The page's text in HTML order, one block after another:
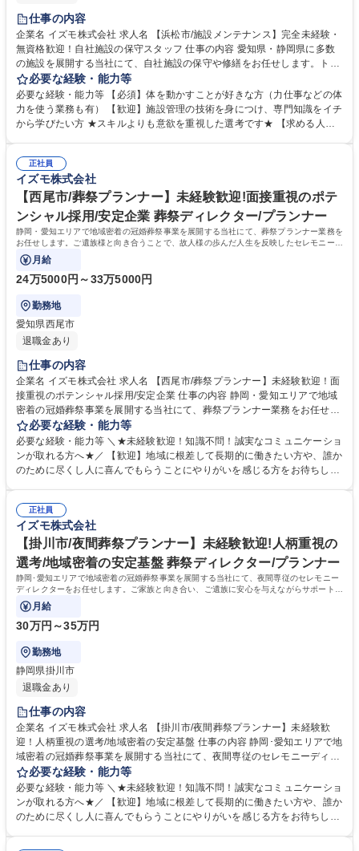
仕事の内容
企業名 イズモ株式会社 求人名 【浜松市/施設メンテナンス】完全未経験・
無資格歓迎！自社施設の保守スタッフ 仕事の内容 愛知県・静岡県に多数
の施設を展開する当社にて、自社施設の保守や修繕をお任せします。トラ
ブルへの急な駆けつけ対応から、定期メンテナンス、新店舗の設備確認ま
で、幅広い業務を通じて各施設を支えます。 【仕事詳細】「冷暖房の調子
が悪い」等のSOSを受けた際の急行・修繕対応や、既存施設の定期メンテ
ナンス、補修工事、さらには新店舗の設備確認まで自社内で完結できるよ
たに」と頼りにされ、各施設の運営を裏から支える達成感と自身の成長を
実感できる環境です。 募集職種 【浜松市/施設メンテナンス】完全未経
験・無資格歓迎！自社施設の保守スタッフ
必要な経験・能力等
必要な経験・能力等 【必須】体を動かすことが好きな方（力仕事などの体
力を使う業務も有） 【歓迎】施設管理の技術を身につけ、専門知識をイチ
から学びたい方 ★スキルよりも意欲を重視した選考です★ 【求める人物
します。 【選考ポイント】施設での力仕事や機材運搬もあるため、体力に
自信を持って業務に取り組めるかを評価します。店舗スタッフが困ってい
る際に「何とか力になりたい」と迅速かつ誠実に行動できるホスピタリテ
ィを持った方を求めています。 学歴・資格 学歴：大学院 大学 高専 短大
専修学校 高校 語学力： 資格：第一種運転免許普通自動車
正社員
イズモ株式会社
【西尾市/葬祭プランナー】未経験歓迎!面接重視のポテ
ンシャル採用/安定企業 葬祭ディレクター/プランナー
静岡・愛知エリアで地域密着の冠婚葬祭事業を展開する当社にて、葬祭プランナー業務を
お任せします。ご遺族様と向き合うことで、故人様の歩んだ人生を反映したセレモニーを
企画・提案するお仕事です。
月給
24万5000円～33万5000円
勤務地
愛知県西尾市
退職金あり
仕事の内容
企業名 イズモ株式会社 求人名 【西尾市/葬祭プランナー】未経験歓迎！面
接重視のポテンシャル採用/安定企業 仕事の内容 静岡・愛知エリアで地域
密着の冠婚葬祭事業を展開する当社にて、葬祭プランナー業務をお任せし
ます。ご遺族様と向き合うことで、故人様の歩んだ人生を反映したセレモ
ニーを企画・提案するお仕事です。 【仕事詳細】ご逝去の連絡対応からお
迎え、ご遺族との打ち合わせ、通夜・葬儀の準備・運営、法事などのアフ
ターフォローまで一貫して担当します。故人様がどんな方だったかをお聞
ープ内に多様な事業があり、人間関係を変えずに別の職種へチャレンジす
ることも可能です。 募集職種 【西尾市/葬祭プランナー】未経験歓迎！面
接重視のポテンシャル採用/安定企業
必要な経験・能力等
必要な経験・能力等 ＼★未経験歓迎！知識不問！誠実なコミュニケーショ
ンが取れる方へ★／ 【歓迎】地域に根差して長期的に働きたい方や、誰か
のために尽くし人に喜んでもらうことにやりがいを感じる方をお待ちして
い、真摯に向き合える誠実さを持った方を歓迎します。 【選考ポイント】
これまでの人生における様々な経験を糧に、相手の課題を解決し、自ら実
行に移せる行動力を評価します。面倒見の良い温かなメンバーが揃ってお
り、未経験からでも安心して成長できる環境が整っています。 学歴・資格
学歴：大学院 大学 高専 短大 専修学校 高校 語学力： 資格：第一種運転免
許普通自動車
正社員
イズモ株式会社
【掛川市/夜間葬祭プランナー】未経験歓迎!人柄重視の
選考/地域密着の安定基盤 葬祭ディレクター/プランナー
静岡･愛知エリアで地域密着の冠婚葬祭事業を展開する当社にて、夜間専従のセレモニー
ディレクターをお任せします。ご家族と向き合い、ご遺族に安心を与えながらサポートを
する、意義深いお仕事です。
月給
30万円～35万円
勤務地
静岡県掛川市
退職金あり
仕事の内容
企業名 イズモ株式会社 求人名 【掛川市/夜間葬祭プランナー】未経験歓
迎！人柄重視の選考/地域密着の安定基盤 仕事の内容 静岡･愛知エリアで地
域密着の冠婚葬祭事業を展開する当社にて、夜間専従のセレモニーディレ
クターをお任せします。ご家族と向き合い、ご遺族に安心を与えながらサ
ポートをする、意義深いお仕事です。 【仕事詳細】夜間のご逝去の連絡対
応からお迎え、通夜の準備や打ち合わせ、会場設営までを担当します。故
人様がどんな方だったかをお聞きし最適なプランを提案します。 【働き
必要な経験・能力等
必要な経験・能力等 ＼★未経験歓迎！知識不問！誠実なコミュニケーショ
ンが取れる方へ★／ 【歓迎】地域に根差して長期的に働きたい方や、誰か
のために尽くし人に喜んでもらうことにやりがいを感じる方をお待ちして